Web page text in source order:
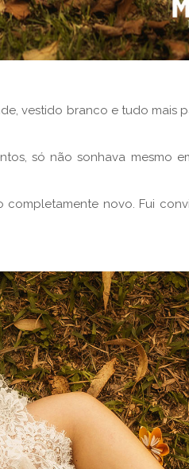
vestido branco e tudo mais
só não sonhava mesmo
completamente novo. Fui